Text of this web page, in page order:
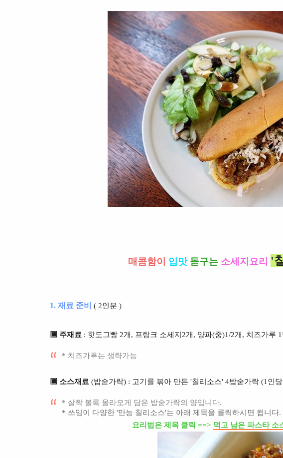
매콤함이 입맛돋구는 소세지요리 '
1. 재료 준비 ( 2인분 )
▣ 주재료 : 핫도그빵 2개, 프랑크 소세지2개, 양파(중)1/2개, 치즈가루
* 치즈가루는 생략가능
▣ 소스재료 (밥숟가락) : 고기를 볶아 만든 '칠리소스' 4밥숟가락 (1인
* 살짝 볼록 올라오게 담은 밥숟가락의 양입니다.
* 쓰임이 다양한 '만능 칠리소스'는 아래 제목을 클릭하시면 됩니다.
요리법은 제목 클릭 ==> 먹고 남은 파스타 소